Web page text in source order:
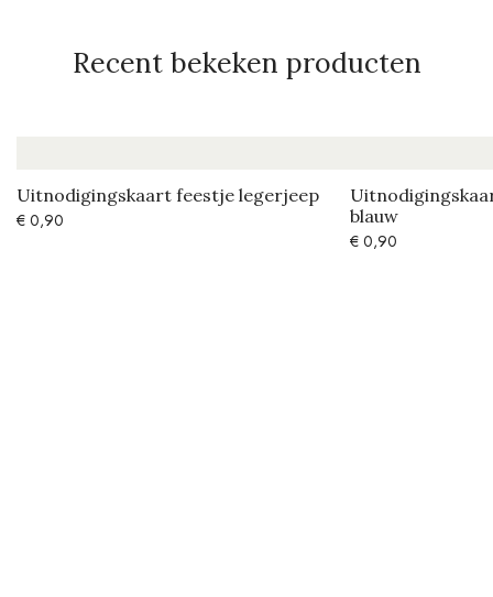
Recent bekeken producten
Uitnodigingskaart feestje legerjeep
€ 0,90
blauw
€ 0,90